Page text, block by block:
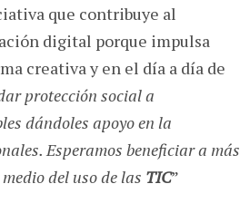
que contribuye al
digital porque impulsa
creativa y en el día a día de
protección social a
dándoles apoyo en la
Esperamos beneficiar a más
del uso de las TIC”